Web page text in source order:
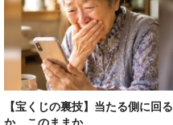
【宝くじの裏技】当たる側に回る
か、このままか